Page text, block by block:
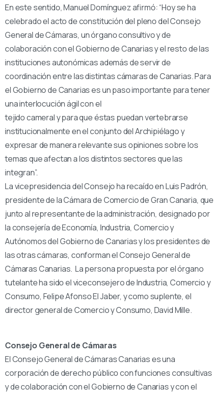
En este sentido, Manuel Domínguez afirmó: “Hoy se ha
celebrado el acto de constitución del pleno del Consejo
General de Cámaras, un órgano consultivo y de
colaboración con el Gobierno de Canarias y el resto de las
instituciones autonómicas además de servir de
coordinación entre las distintas cámaras de Canarias. Para
el Gobierno de Canarias es un paso importante para tener
una interlocución ágil con el
tejido cameral y para que éstas puedan vertebrarse
institucionalmente en el conjunto del Archipiélago y
expresar de manera relevante sus opiniones sobre los
temas que afectan a los distintos sectores que las
integran”.
La vicepresidencia del Consejo ha recaído en Luis Padrón,
presidente de la Cámara de Comercio de Gran Canaria, que
junto al representante de la administración, designado por
la consejería de Economía, Industria, Comercio y
Autónomos del Gobierno de Canarias y los presidentes de
las otras cámaras, conforman el Consejo General de
Cámaras Canarias. La persona propuesta por el órgano
tutelante ha sido el viceconsejero de Industria, Comercio y
Consumo, Felipe Afonso El Jaber, y como suplente, el
director general de Comercio y Consumo, David Mille.
Consejo General de Cámaras
El Consejo General de Cámaras Canarias es una
corporación de derecho público con funciones consultivas
y de colaboración con el Gobierno de Canarias y con el